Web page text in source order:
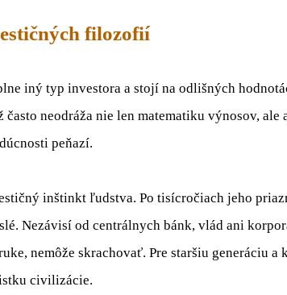
filozofií
iný typ investora a stojí na odlišných
neodráža nie len matematiku výnosov, ale
peňazí.
inštinkt ľudstva. Po tisícročiach jeho
Nezávisí od centrálnych bánk, vlád ani
nemôže skrachovať. Pre staršiu generáciu a
civilizácie.